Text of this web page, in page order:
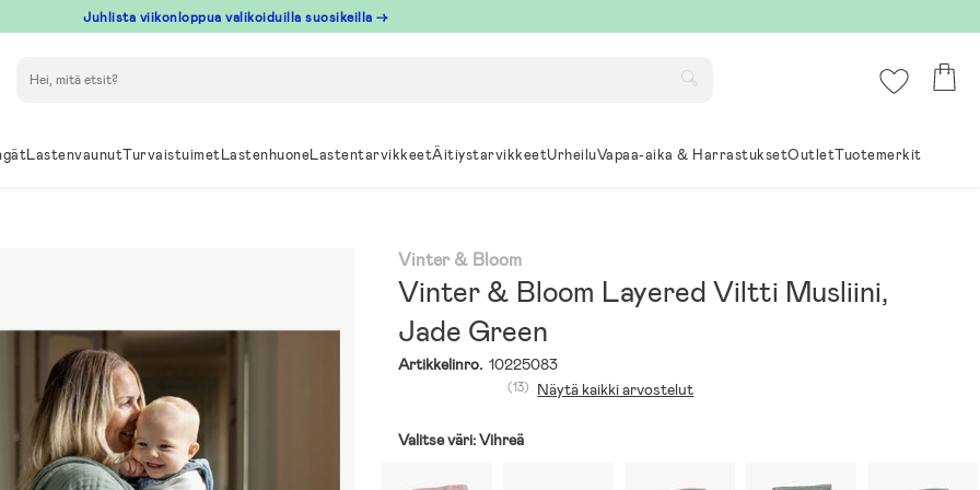
Juhlista viikonloppua valikoiduilla suosikeilla →
LastenvaunutTurvaistuimetLastenhuoneLastentarvikkeetÄitiystarvikkeetUrheiluVapaa-aika & HarrastuksetOutletTuotemerkit
Vinter & Bloom
Vinter & Bloom Layered Viltti Musliini,
Jade Green
Artikkelinro. 10225083
(13) Näytä kaikki arvostelut
Valitse väri:Vihreä